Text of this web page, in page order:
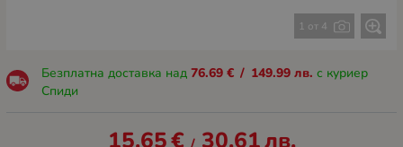
1 от 4
Безплатна доставка над 76.69 € / 149.99 лв. с куриер
Спиди
15.65€ / 30.61лв.